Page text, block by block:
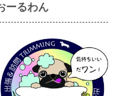
ーるわん